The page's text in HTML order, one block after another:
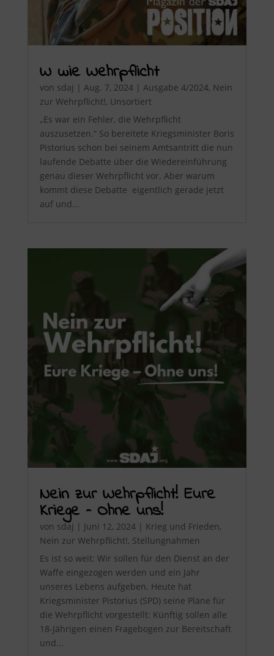
W wie Wehrpflicht
von sdaj | Aug. 7, 2024| Ausgabe 4/2024, Nein
zur Wehrpflicht!, Unsortiert
„Es war ein Fehler, die Wehrpflicht
auszusetzen.“ So bereitete Kriegsminister Boris
Pistorius schon bei seinem Amtsantritt die nun
laufende Debatte über die Wiedereinführung
genau dieser Wehrpflicht vor. Aber warum
kommt diese Debatte eigentlich gerade jetzt
auf und...
Nein zur Wehrpflicht! Eure
Kriege – Ohne uns!
von sdaj | Juni 12, 2024| Krieg und Frieden,
Nein zur Wehrpflicht!, Stellungnahmen
Es ist so weit: Wir sollen für den Dienst an der
Waffe eingezogen werden und ein Jahr
unseres Lebens aufgeben. Heute hat
Kriegsminister Pistorius (SPD) seine Pläne für
die Wehrpflicht vorgestellt: Künftig sollen alle
18-Jährigen einen Fragebogen zur Bereitschaft
und...